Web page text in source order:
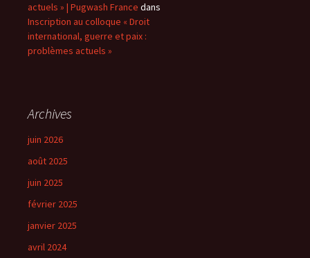
actuels » | Pugwash France dans
Inscription au colloque « Droit
international, guerre et paix :
problèmes actuels »
Archives
juin 2026
août 2025
juin 2025
février 2025
janvier 2025
avril 2024